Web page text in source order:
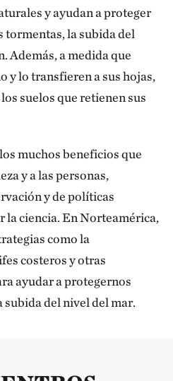
y ayudan a proteger
tormentas, la subida del
Además, a medida que
y lo transfieren a sus hojas,
suelos que retienen sus
muchos beneficios que
y a las personas,
y de políticas
la ciencia. En Norteamérica,
como la
costeros y otras
ayudar a protegernos
del nivel del mar.